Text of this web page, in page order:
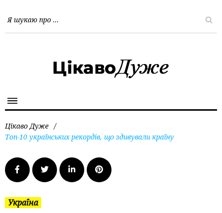
Цікаво Дуже /
Топ-10 українських рекордів, що здивували країну
Україна